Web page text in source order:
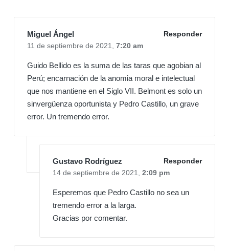
Miguel Ángel
Responder
11 de septiembre de 2021, 7:20 am
Guido Bellido es la suma de las taras que agobian al
Perú; encarnación de la anomia moral e intelectual
que nos mantiene en el Siglo VII. Belmont es solo un
sinvergüenza oportunista y Pedro Castillo, un grave
error. Un tremendo error.
Gustavo Rodríguez
Responder
14 de septiembre de 2021, 2:09 pm
Esperemos que Pedro Castillo no sea un
tremendo error a la larga.
Gracias por comentar.